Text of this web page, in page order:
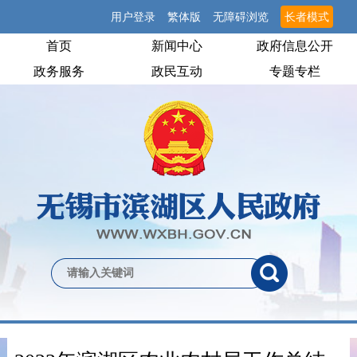
用户登录 繁体版 无障碍浏览 长者模式
首页 新闻中心
政府信息公开
政务服务
政民互动 专题专栏